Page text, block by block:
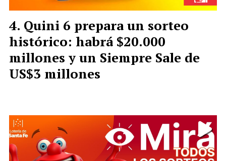
Quini 6 prepara un sorteo
histórico: habrá $20.000
millones y un Siempre Sale de
US$3 millones